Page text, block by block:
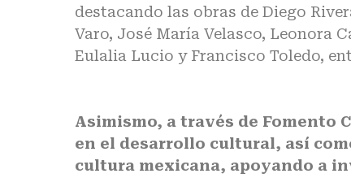
destacando las obras de Diego
Varo, José María Velasco, Leonora
Eulalia Lucio y Francisco Toledo,
Asimismo, a través de Fomento
en el desarrollo cultural, así
cultura mexicana, apoyando a